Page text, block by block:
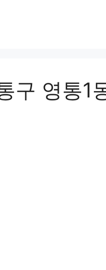
구 영통1